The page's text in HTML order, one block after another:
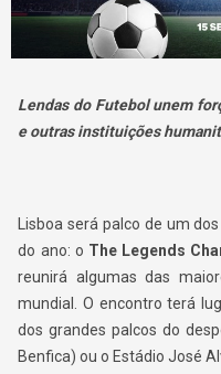
Lendas do Futebol unem
e outras instituições
Lisboa será palco de um
do ano: o The Legends
reunirá algumas das
mundial. O encontro terá
dos grandes palcos do
Benfica) ou o Estádio José